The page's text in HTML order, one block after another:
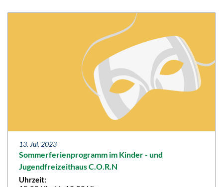
13. Jul. 2023
Sommerferienprogramm im Kinder - und
Jugendfreizeithaus C.O.R.N
Uhrzeit: